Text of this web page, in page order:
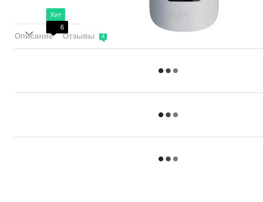
Хит
6
Описание Отзывы 4